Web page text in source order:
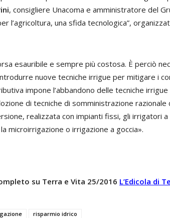
, consigliere Unacoma e amministratore del
l’agricoltura, una sfida tecnologica”,
esauribile e sempre più costosa. È perciò
nuove tecniche irrigue per mitigare i
impone l’abbandono delle tecniche
di tecniche di somministrazione razionale
realizzata con impianti fissi, gli irrigatori
microirrigazione o irrigazione a goccia».
su Terra e Vita 25/2016 L’Edicola di
risparmio idrico